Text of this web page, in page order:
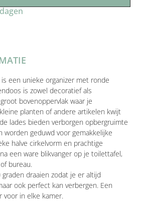
een unieke organizer met ronde
is zowel decoratief als
bovenoppervlak waar je
planten of andere artikelen kwijt
lades bieden verborgen opbergruimte
worden geduwd voor gemakkelijke
halve cirkelvorm en prachtige
een ware blikvanger op je toilettafel,
bureau.
draaien zodat je er altijd
ook perfect kan verbergen. Een
voor in elke kamer.